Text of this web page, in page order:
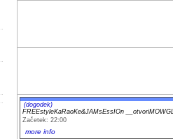
(dogodek)
FREEstyleKaRaoKe&JAMsEssIOn
Začetek: 22:00
more info